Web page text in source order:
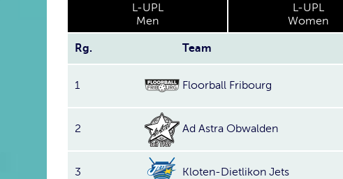
L-UPL
Men
L-UPL
Women
Rg. Team
1 Floorball Fribourg
2 Ad Astra Obwalden
3 Kloten-Dietlikon Jets